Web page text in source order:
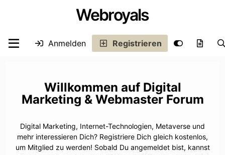
Webroyals
Anmelden Registrieren
Digital
Marketing & Webmaster Forum
Digital Marketing, Internet-Technologien, Metaverse und
mehr interessieren Dich? Registriere Dich gleich kostenlos,
um Mitglied zu werden! Sobald Du angemeldet bist, kannst